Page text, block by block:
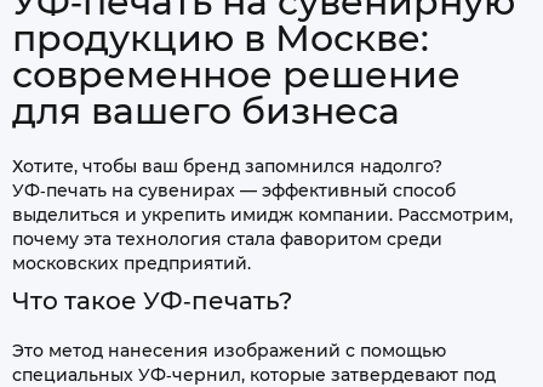
продукцию в Москве:
современное решение
для вашего бизнеса
Хотите, чтобы ваш бренд запомнился надолго?
УФ‑печать на сувенирах — эффективный способ
выделиться и укрепить имидж компании. Рассмотрим,
почему эта технология стала фаворитом среди
московских предприятий.
Что такое УФ‑печать?
Это метод нанесения изображений с помощью
специальных УФ‑чернил, которые затвердевают под